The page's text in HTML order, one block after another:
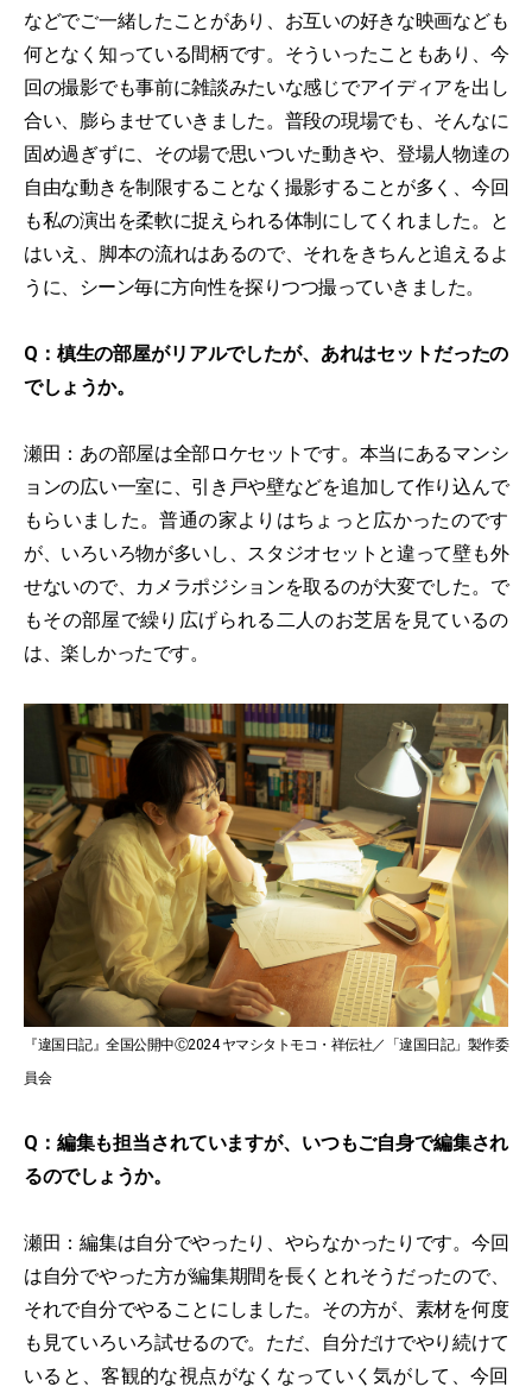
などでご一緒したことがあり、お互いの好きな映画なども
何となく知っている間柄です。そういったこともあり、今
回の撮影でも事前に雑談みたいな感じでアイディアを出し
合い、膨らませていきました。普段の現場でも、そんなに
固め過ぎずに、その場で思いついた動きや、登場人物達の
自由な動きを制限することなく撮影することが多く、今回
も私の演出を柔軟に捉えられる体制にしてくれました。と
はいえ、脚本の流れはあるので、それをきちんと追えるよ
うに、シーン毎に方向性を探りつつ撮っていきました。
Q：槙生の部屋がリアルでしたが、あれはセットだったの
でしょうか。
瀬田：あの部屋は全部ロケセットです。本当にあるマンシ
ョンの広い一室に、引き戸や壁などを追加して作り込んで
もらいました。普通の家よりはちょっと広かったのです
が、いろいろ物が多いし、スタジオセットと違って壁も外
せないので、カメラポジションを取るのが大変でした。で
もその部屋で繰り広げられる二人のお芝居を見ているの
は、楽しかったです。
『違国日記』全国公開中Ⓒ2024 ヤマシタトモコ・祥伝社／「違国日記」製作委
員会
Q：編集も担当されていますが、いつもご自身で編集され
るのでしょうか。
瀬田：編集は自分でやったり、やらなかったりです。今回
は自分でやった方が編集期間を長くとれそうだったので、
それで自分でやることにしました。その方が、素材を何度
も見ていろいろ試せるので。ただ、自分だけでやり続けて
いると、客観的な視点がなくなっていく気がして、今回